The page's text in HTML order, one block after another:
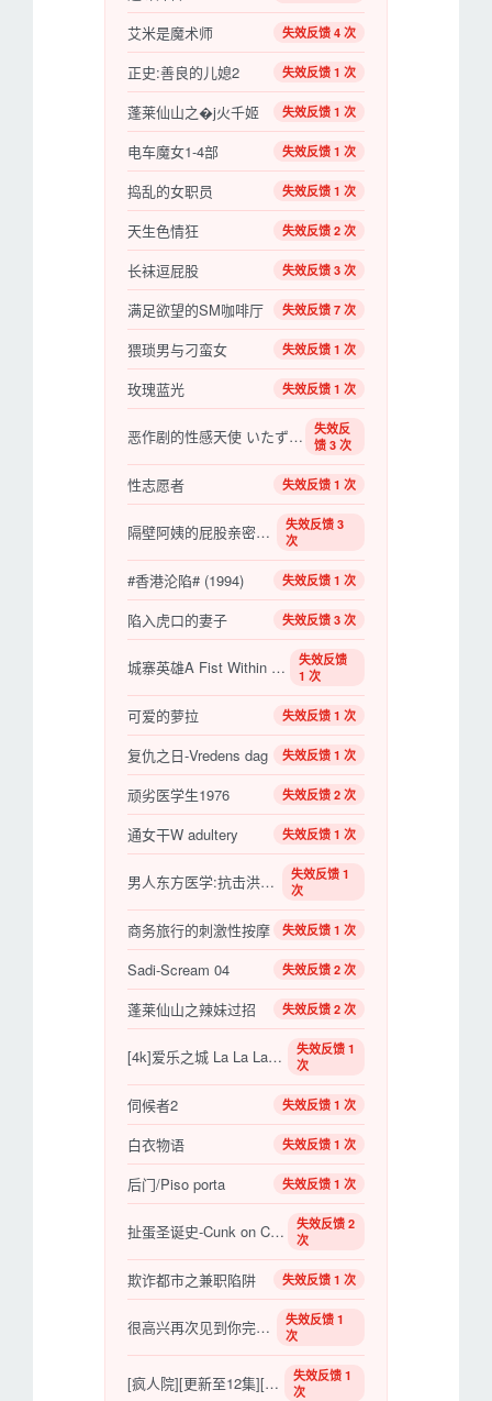
艾米是魔术师 失效反馈 4 次
正史:善良的儿媳2 失效反馈 1 次
蓬莱仙山之�j火千姬 失效反馈 1 次
电车魔女1-4部 失效反馈 1 次
捣乱的女职员 失效反馈 1 次
天生色情狂 失效反馈 2 次
长袜逗屁股 失效反馈 3 次
满足欲望的SM咖啡厅 失效反馈 7 次
猥琐男与刁蛮女 失效反馈 1 次
玫瑰蓝光 失效反馈 1 次
恶作剧的性感天使 いたずら天使 乱れ姿七変化 【2015】【日本】【大尺度】
失效反
馈 3 次
性志愿者 失效反馈 1 次
隔壁阿姨的屁股亲密无间
失效反馈 3
次
#香港沦陷# (1994) 失效反馈 1 次
陷入虎口的妻子 失效反馈 3 次
城寨英雄A Fist Within Four Walls
失效反馈
1 次
可爱的萝拉 失效反馈 1 次
复仇之日-Vredens dag 失效反馈 1 次
顽劣医学生1976 失效反馈 2 次
通女干W adultery 失效反馈 1 次
男人东方医学:抗击洪水泛滥
失效反馈 1
次
商务旅行的刺激性按摩 失效反馈 1 次
Sadi-Scream 04 失效反馈 2 次
蓬莱仙山之辣妹过招 失效反馈 2 次
[4k]爱乐之城 La La Land (2016)
失效反馈 1
次
伺候者2 失效反馈 1 次
白衣物语 失效反馈 1 次
后门/Piso porta 失效反馈 1 次
扯蛋圣诞史-Cunk on Christmas
失效反馈 2
次
欺诈都市之兼职陷阱 失效反馈 1 次
很高兴再次见到你完整版
失效反馈 1
次
[疯人院][更新至12集][国产剧]
失效反馈 1
次